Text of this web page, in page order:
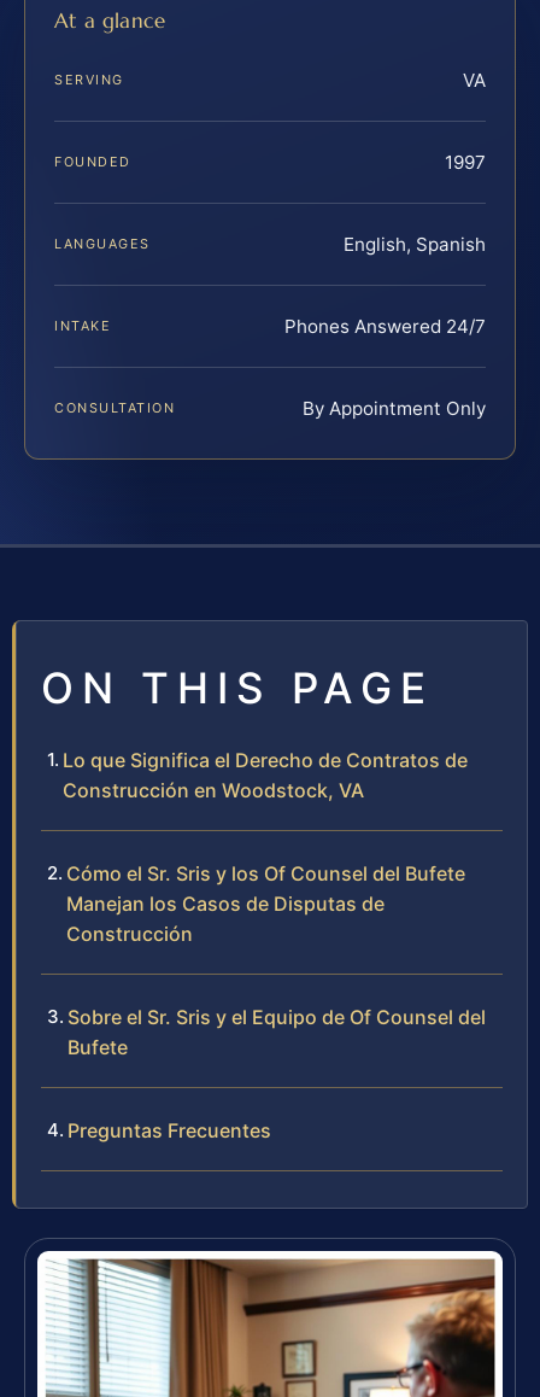
At a glance
SERVING VA
FOUNDED 1997
LANGUAGES English, Spanish
INTAKE Phones Answered 24/7
CONSULTATION By Appointment Only
ON THIS PAGE
Lo que Significa el Derecho de Contratos de
Construcción en Woodstock, VA
Cómo el Sr. Sris y los Of Counsel del Bufete
Manejan los Casos de Disputas de
Construcción
Sobre el Sr. Sris y el Equipo de Of Counsel del
Bufete
Preguntas Frecuentes